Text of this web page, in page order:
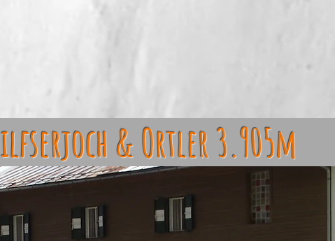
& Ortler 3.905m